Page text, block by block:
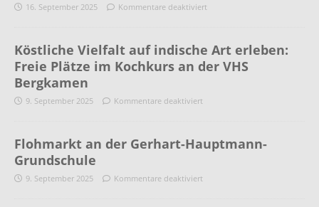
16. September 2025 Kommentare deaktiviert
Köstliche Vielfalt auf indische Art erleben:
Freie Plätze im Kochkurs an der VHS
Bergkamen
9. September 2025 Kommentare deaktiviert
Flohmarkt an der Gerhart-Hauptmann-
Grundschule
9. September 2025 Kommentare deaktiviert